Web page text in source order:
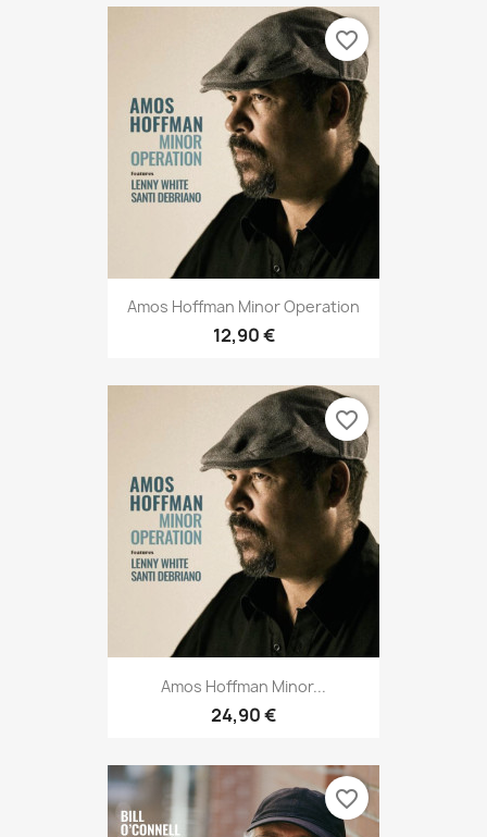
Amos Hoffman Minor Operation
12,90 €
favorite_border
Amos Hoffman Minor...
24,90 €
favorite_border
favorite_border